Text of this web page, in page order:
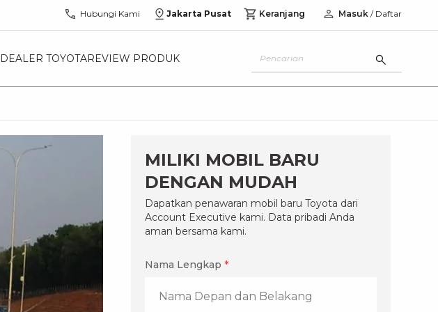
Hubungi Kami Jakarta Pusat Keranjang Masuk / Daftar
DEALER TOYOTAREVIEW PRODUK
MILIKI MOBIL BARU
DENGAN MUDAH
Dapatkan penawaran mobil baru Toyota dari
Account Executive kami. Data pribadi Anda
aman bersama kami.
Nama Lengkap *